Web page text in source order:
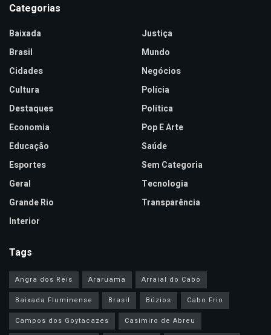
Categorias
Baixada
Brasil
Cidades
Cultura
Destaques
Economia
Educação
Esportes
Geral
Grande Rio
Interior
Justiça
Mundo
Negócios
Polícia
Política
Pop E Arte
Saúde
Sem Categoria
Tecnologia
Transparência
Tags
Angra dos Reis Araruama
Arraial do Cabo
Baixada Fluminense
Brasil Búzios
Cabo Frio
Campos dos Goytacazes
Casimiro de Abreu